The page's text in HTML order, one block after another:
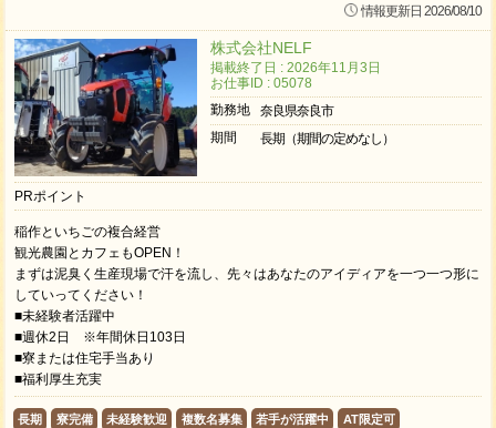
情報更新日 2026/08/10
株式会社NELF
掲載終了日 : 2026年11月3日
お仕事ID : 05078
勤務地
奈良県奈良市
期間
長期（期間の定めなし）
PRポイント
稲作といちごの複合経営
観光農園とカフェもOPEN！
まずは泥臭く生産現場で汗を流し、先々はあなたのアイディアを一つ一つ形に
していってください！
■未経験者活躍中
■週休2日 ※年間休日103日
■寮または住宅手当あり
■福利厚生充実
長期 寮完備 未経験歓迎 複数名募集 若手が活躍中 AT限定可